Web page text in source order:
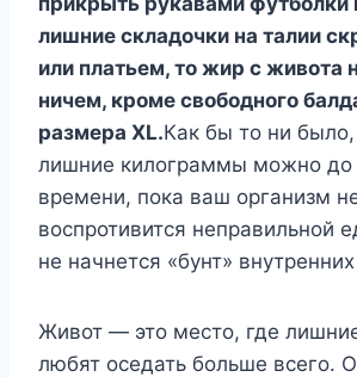
лишние складочки на талии
или платьем, то жир с живота
ничем, кроме свободного
размера ХL.Как бы то ни
лишние килограммы можно до
времени, пока ваш организм
воспротивится неправильной
не начнется «бунт»
Живот — это место, где
любят оседать больше всего.